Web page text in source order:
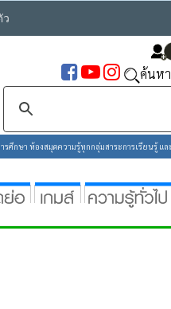
ว
ค้นหา
ศึกษา ห้องสมุดความรู้ทุกกลุ่มสาระการเรียนรู้ แ